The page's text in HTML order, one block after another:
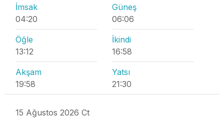
İmsak
04:20
Güneş
06:06
Öğle
13:12
İkindi
16:58
Akşam
19:58
Yatsı
21:30
15 Ağustos 2026 Ct